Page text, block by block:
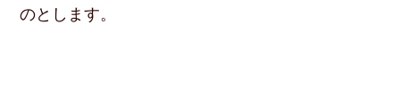
のとします。